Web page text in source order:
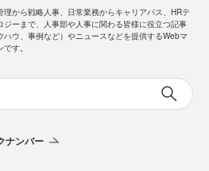
理から戦略人事、日常業務からキャリアパス、HRテ
ジーまで、人事部や人事に関わる皆様に役立つ記事
ハウ、事例など）やニュースなどを提供するWebマ
す。
ナンバー